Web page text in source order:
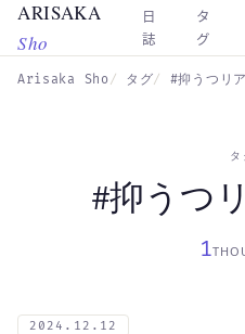
Skip to main content
ARISAKA
Sho
日
誌
タ
グ
Arisaka Sho タグ #抑うつリ
タ
#抑うつ
1
2024.12.12